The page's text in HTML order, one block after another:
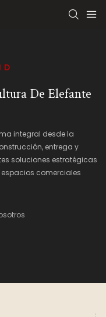
De Elefante
integral desde la
entrega y
soluciones estratégicas
comerciales